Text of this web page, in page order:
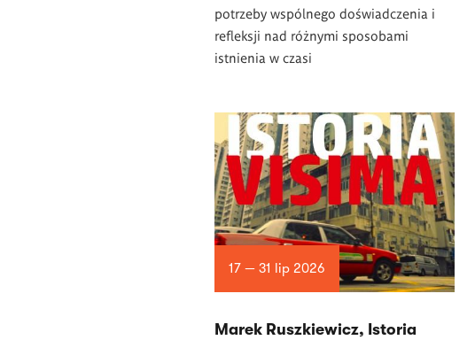
potrzeby wspólnego doświadczenia i
refleksji nad różnymi sposobami
istnienia w czasi
17 — 31 lip 2026
Marek Ruszkiewicz, Istoria